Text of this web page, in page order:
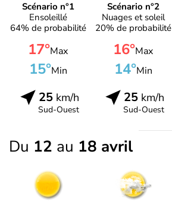
Scénario n°1
Ensoleillé
64% de probabilité
17°Max
15°Min
25km/h
Sud-Ouest
Scénario n°2
Nuages et soleil
20% de probabilité
16°Max
14°Min
25km/h
Sud-Ouest
Du 12 au 18 avril